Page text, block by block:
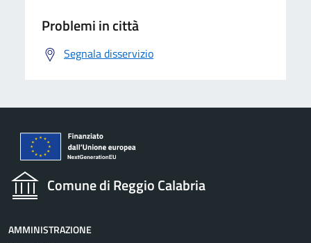
Problemi in città
Segnala disservizio
Comune di Reggio Calabria
AMMINISTRAZIONE